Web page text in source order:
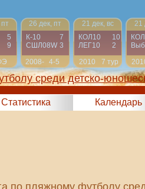
5
9
26 дек, пт
К-10
7
СШЛ08W 3
2008-
2009
4-5
21 дек, вс
КОЛ10
10
ЛЕГ10
2
2010
7 тур
21
среди детско-
Статистика Календарь